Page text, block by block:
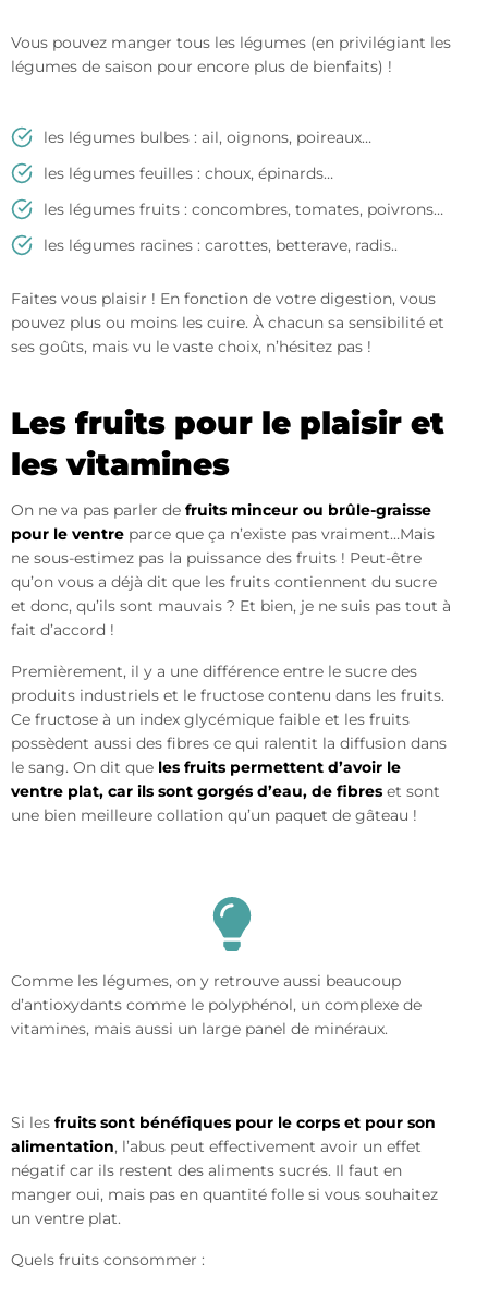
Vous pouvez manger tous les légumes (en privilégiant les
légumes de saison pour encore plus de bienfaits) !
les légumes bulbes : ail, oignons, poireaux…
les légumes feuilles : choux, épinards…
les légumes fruits : concombres, tomates, poivrons…
les légumes racines : carottes, betterave, radis..
Faites vous plaisir ! En fonction de votre digestion, vous
pouvez plus ou moins les cuire. À chacun sa sensibilité et
ses goûts, mais vu le vaste choix, n’hésitez pas !
Les fruits pour le plaisir et
les vitamines
On ne va pas parler de fruits minceur ou brûle-graisse
pour le ventre parce que ça n’existe pas vraiment…Mais
ne sous-estimez pas la puissance des fruits ! Peut-être
qu’on vous a déjà dit que les fruits contiennent du sucre
et donc, qu’ils sont mauvais ? Et bien, je ne suis pas tout à
fait d’accord !
Premièrement, il y a une différence entre le sucre des
produits industriels et le fructose contenu dans les fruits.
Ce fructose à un index glycémique faible et les fruits
possèdent aussi des fibres ce qui ralentit la diffusion dans
le sang. On dit que les fruits permettent d’avoir le
ventre plat, car ils sont gorgés d’eau, de fibres et sont
une bien meilleure collation qu’un paquet de gâteau !
Comme les légumes, on y retrouve aussi beaucoup
d’antioxydants comme le polyphénol, un complexe de
vitamines, mais aussi un large panel de minéraux.
Si les fruits sont bénéfiques pour le corps et pour son
alimentation, l’abus peut effectivement avoir un effet
négatif car ils restent des aliments sucrés. Il faut en
manger oui, mais pas en quantité folle si vous souhaitez
un ventre plat.
Quels fruits consommer :